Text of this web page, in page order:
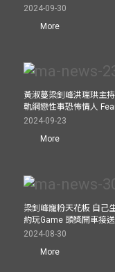
2024-09-30
More
黃淑蔓梁釗峰洪瑞珙主
軌網戀性事恐怖情人
2024-09-23
More
梁釗峰寵粉天花板 自己
約玩Game 頭獎開車接送
2024-08-30
More